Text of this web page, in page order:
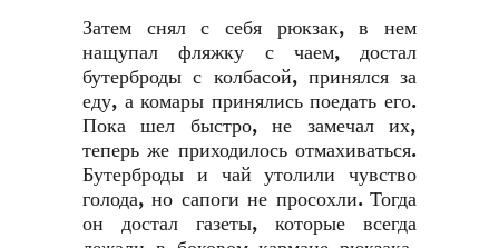
Затем снял с себя рюкзак, в нем
нащупал фляжку с чаем, достал
бутерброды с колбасой, принялся за
еду, а комары принялись поедать его.
Пока шел быстро, не замечал их,
теперь же приходилось отмахиваться.
Бутерброды и чай утолили чувство
голода, но сапоги не просохли. Тогда
он достал газеты, которые всегда